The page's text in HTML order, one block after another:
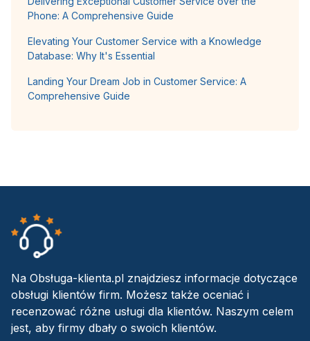
Phone: A Comprehensive Guide
Elevating Your Customer Service with a Knowledge
Database: Why It's Essential
Landing Your Dream Job in Customer Service: A
Comprehensive Guide
Na Obsługa-klienta.pl znajdziesz informacje dotyczące
obsługi klientów firm. Możesz także oceniać i
recenzować różne usługi dla klientów. Naszym celem
jest, aby firmy dbały o swoich klientów.